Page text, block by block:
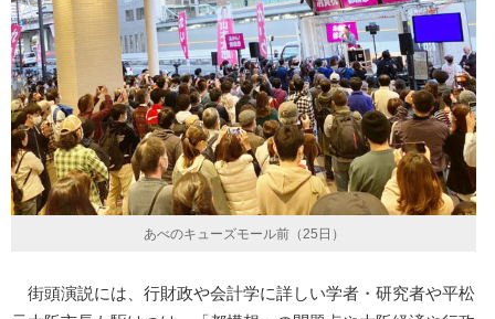
あべのキューズモール前（25日）
街頭演説には、行財政や会計学に詳しい学者・研究者や平松